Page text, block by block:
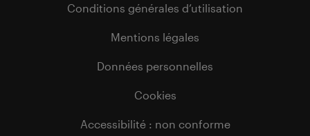
Conditions générales d’utilisation
Mentions légales
Données personnelles
Cookies
Accessibilité : non conforme